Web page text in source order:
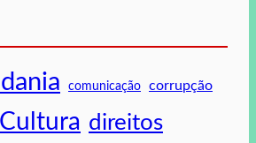
comunicação corrupção
Cultura direitos